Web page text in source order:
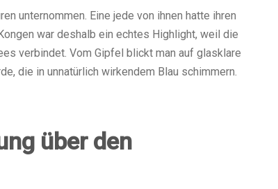
unternommen. Eine jede von ihnen hatte ihren
war deshalb ein echtes Highlight, weil die
verbindet. Vom Gipfel blickt man auf glasklare
die in unnatürlich wirkendem Blau schimmern.
über den